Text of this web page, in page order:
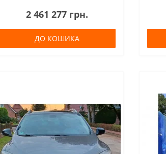
Мощность340 кВт (462 PS)
Количество мест61 Год выпуска2010
Объем двигателя..
2 461 277 грн.
ДО КОШИКА